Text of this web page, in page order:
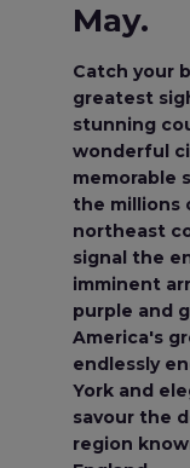
May.
Catch your
greatest
stunning
wonderful
memorable
the millions
northeast
signal the
imminent
purple and
America's
endlessly
York and
savour the
region